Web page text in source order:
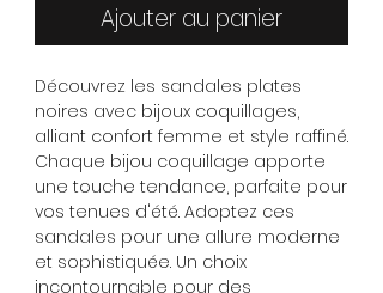
Ajouter au panier
Découvrez les sandales plates
noires avec bijoux coquillages,
alliant confort femme et style raffiné.
Chaque bijou coquillage apporte
une touche tendance, parfaite pour
vos tenues d'été. Adoptez ces
sandales pour une allure moderne
et sophistiquée. Un choix
incontournable pour des